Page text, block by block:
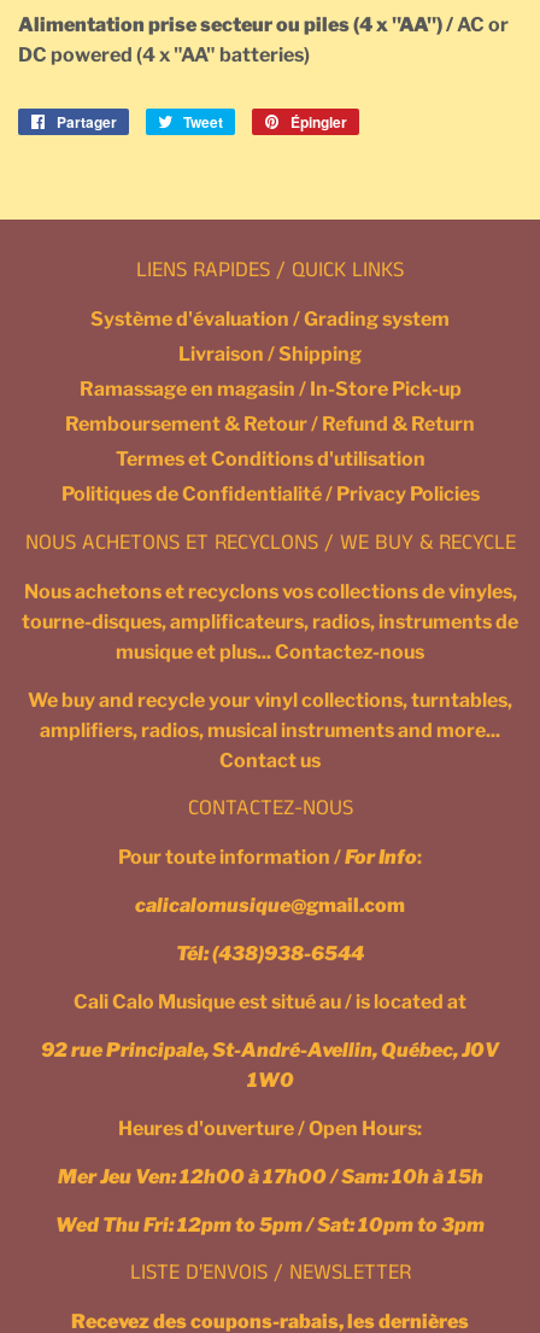
Alimentation prise secteur ou piles (4 x "AA") /AC or
DC powered (4 x "AA" batteries)
Partager
PartagerTweet
Tweeter
Épingler
LIENS RAPIDES / QUICK LINKS
Système d'évaluation / Grading system
Livraison / Shipping
Ramassage en magasin / In-Store Pick-up
Remboursement & Retour / Refund & Return
Termes et Conditions d'utilisation
Politiques de Confidentialité / Privacy Policies
NOUS ACHETONS ET RECYCLONS / WE BUY & RECYCLE
Nous achetons et recyclons vos collections de vinyles,
tourne-disques, amplificateurs, radios, instruments de
musique et plus... Contactez-nous
We buy and recycle your vinyl collections, turntables,
amplifiers, radios, musical instruments and more...
Contact us
CONTACTEZ-NOUS
Pour toute information /For Info:
calicalomusique@gmail.com
Tél:(438)938-6544
Cali Calo Musique est situé au / is located at
92 rue Principale, St-André-Avellin, Québec, J0V
1W0
Heures d'ouverture / Open Hours:
Mer Jeu Ven: 12h00 à 17h00 / Sam: 10h à 15h
Wed Thu Fri: 12pm to 5pm / Sat: 10pm to 3pm
LISTE D'ENVOIS / NEWSLETTER
Recevez des coupons-rabais, les dernières